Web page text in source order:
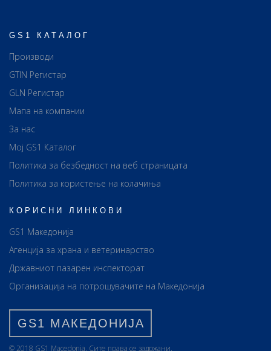
GS1 КАТАЛОГ
Производи
GTIN Регистар
GLN Регистар
Мапа на компании
За нас
Мој GS1 Каталог
Политика за безбедност на веб страницата
Политика за користење на колачиња
КОРИСНИ ЛИНКОВИ
GS1 Македонија
Агенција за храна и ветеринарство
Државниот пазарен инспекторат
Организација на потрошувачите на Македонија
GS1 МАКЕДОНИЈА
© 2018 GS1 Маcedonia. Сите права се задржани.